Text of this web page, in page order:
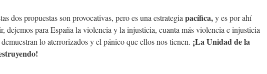
dos propuestas son provocativas, pero es una estrategia pacífica,y es por ahí
dejemos para España la violencia y la injusticia, cuanta más violencia e injusticia
lo aterrorizados y el pánico que ellos nos tienen. ¡La Unidad de la